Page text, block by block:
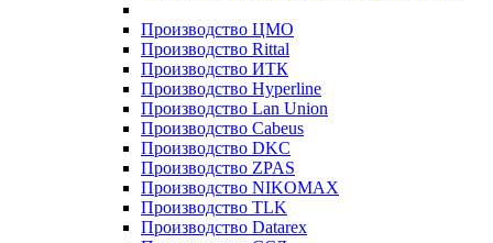
Производство ЦМО
Производство Rittal
Производство ИТК
Производство Hyperline
Производство Lan Union
Производство Cabeus
Производство DKC
Производство ZPAS
Производство NIKOMAX
Производство TLK
Производство Datarex